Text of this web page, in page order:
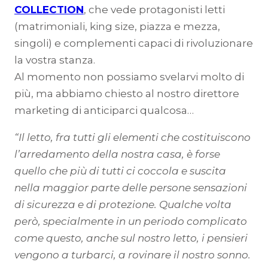
COLLECTION, che vede protagonisti letti
(matrimoniali, king size, piazza e mezza,
singoli) e complementi capaci di rivoluzionare
la vostra stanza.
Al momento non possiamo svelarvi molto di
più, ma abbiamo chiesto al nostro direttore
marketing di anticiparci qualcosa…
“Il letto, fra tutti gli elementi che costituiscono
l’arredamento della nostra casa, è forse
quello che più di tutti ci coccola e suscita
nella maggior parte delle persone sensazioni
di sicurezza e di protezione. Qualche volta
però, specialmente in un periodo complicato
come questo, anche sul nostro letto, i pensieri
vengono a turbarci, a rovinare il nostro sonno.